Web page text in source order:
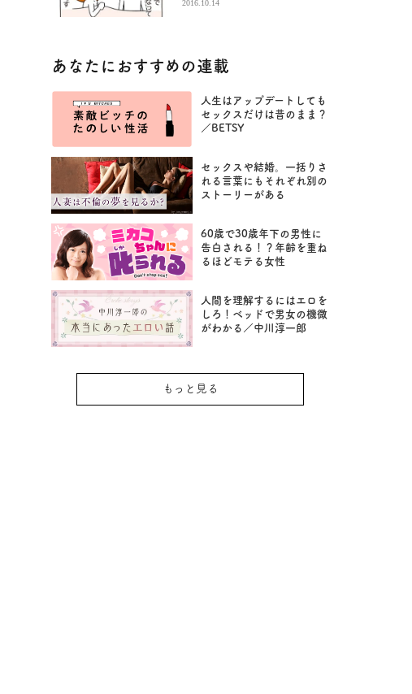
2016.10.14
あなたにおすすめの連載
人生はアップデートしても
セックスだけは昔のまま？
／BETSY
セックスや結婚。一括りさ
れる言葉にもそれぞれ別の
ストーリーがある
60歳で30歳年下の男性に
告白される！？年齢を重ね
るほどモテる女性
人間を理解するにはエロを
しろ！ベッドで男女の機微
がわかる／中川淳一郎
もっと見る